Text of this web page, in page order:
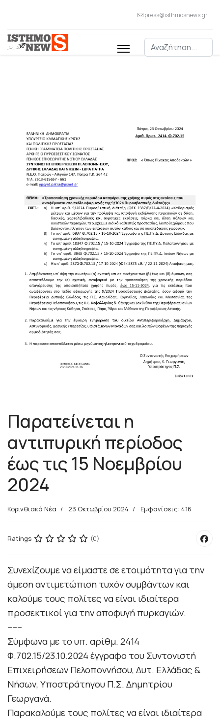
press@isthmosnews.gr
Αναζήτηση
Παρατείνεται η
αντιπυρική περίοδος
έως τις 15 Νοεμβρίου
2024
Κορινθιακά Νέα 23 Οκτωβρίου 2024 Εμφανίσεις: 416
Ratings (0)
Συνεχίζουμε να είμαστε σε ετοιμότητα για την
άμεση αντιμετώπιση τυχόν συμβάντων και
καλούμε τους πολίτες να είναι ιδιαίτερα
προσεκτικοί για την αποφυγή πυρκαγιών.
------
Σύμφωνα με το υπ. αρίθμ. 2414
Φ.702.15/23.10.2024 έγγραφο του Συντονιστή
Επιχειρήσεων Πελοποννήσου, Δυτ. Ελλάδας &
Νήσων, Υποστράτηγου Π.Σ. Δημητρίου
Γεωργανά.
Παρακαλούμε τους πολίτες να είναι ιδιαίτερα